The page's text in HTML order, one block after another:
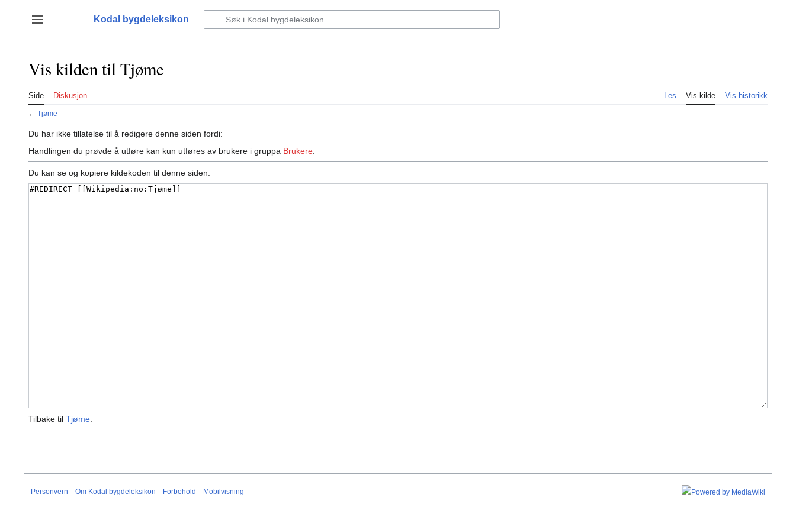
innhold
Vis/skjul sidefelt
Kodal bygdeleksikon
Vis kilden til Tjøme
Side Diskusjon Les Vis kilde Vis historikk
← Tjøme
Du har ikke tillatelse til å redigere denne siden fordi:
Handlingen du prøvde å utføre kan kun utføres av brukere i gruppa Brukere
Du kan se og kopiere kildekoden til denne siden:
Tilbake til Tjøme
Personvern Om Kodal bygdeleksikon Forbehold Mobilvisning